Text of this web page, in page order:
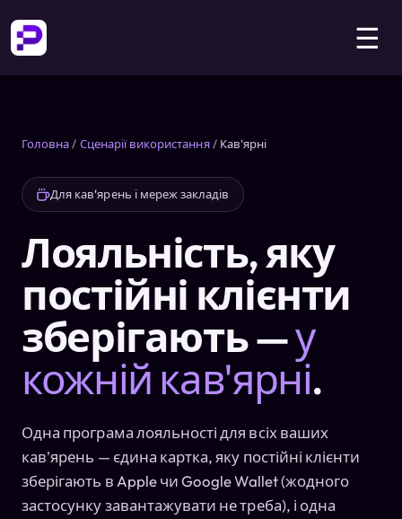
☰
Головна / Сценарії використання/ Кав'ярні
Для кав'ярень і мереж закладів
Лояльність, яку
постійні клієнти
зберігають —у
кожній кав'ярні.
Одна програма лояльності для всіх ваших
кав'ярень — єдина картка, яку постійні клієнти
зберігають в Apple чи Google Wallet (жодного
застосунку завантажувати не треба), і одна